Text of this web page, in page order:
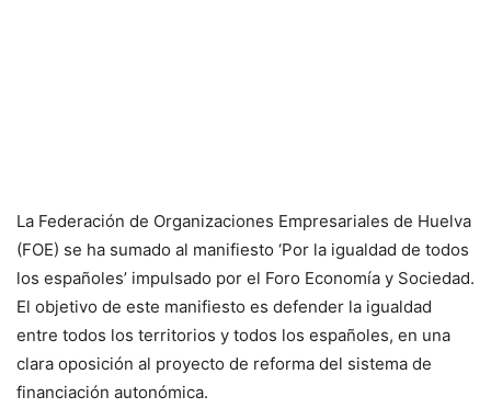
La Federación de Organizaciones Empresariales de Huelva
(FOE) se ha sumado al manifiesto ‘Por la igualdad de todos
los españoles’ impulsado por el Foro Economía y Sociedad.
El objetivo de este manifiesto es defender la igualdad
entre todos los territorios y todos los españoles, en una
clara oposición al proyecto de reforma del sistema de
financiación autonómica.